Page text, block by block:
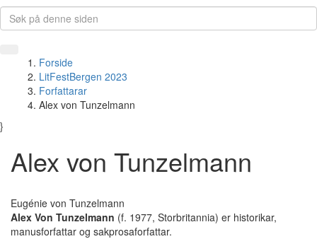
Forside
LitFestBergen 2023
Forfattarar
Alex von Tunzelmann
}
Alex von Tunzelmann
Eugénie von Tunzelmann
Alex Von Tunzelmann (f. 1977, Storbritannia) er historikar,
manusforfattar og sakprosaforfattar.